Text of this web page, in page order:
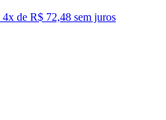
4x de R$ 72,48 sem juros